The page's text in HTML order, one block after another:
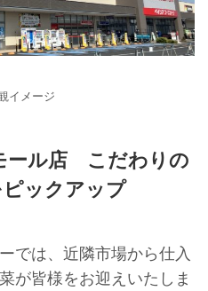
イメージ
ール店 こだわりの
ックアップ
では、近隣市場から仕入
が皆様をお迎えいたしま